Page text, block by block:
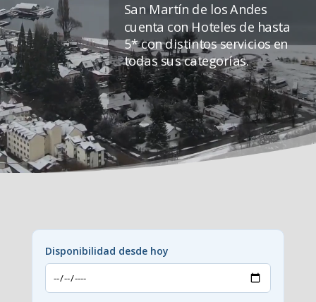
San Martín de los Andes
cuenta con Hoteles de hasta
5* con distintos servicios en
todas sus categorías.
Disponibilidad desde hoy